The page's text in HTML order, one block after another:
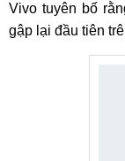
Vivo tuyên bố
gập lại đầu tiên